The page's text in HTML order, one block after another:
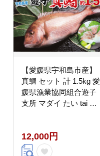
【愛媛県宇和島市産】
真鯛 セット 計 1.5kg 愛
媛県漁業協同組合遊子
支所 マダイ たい tai 魚
12,000円